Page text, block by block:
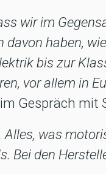
wir im
haben,
bis zur
vor allem in
Gespräch mit
Alles, was
Bei den